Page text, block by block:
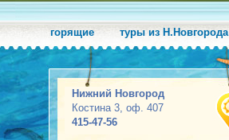
горящие туры из Н.Новгорода
Нижний Новгород
Костина 3, оф. 407
415-47-56